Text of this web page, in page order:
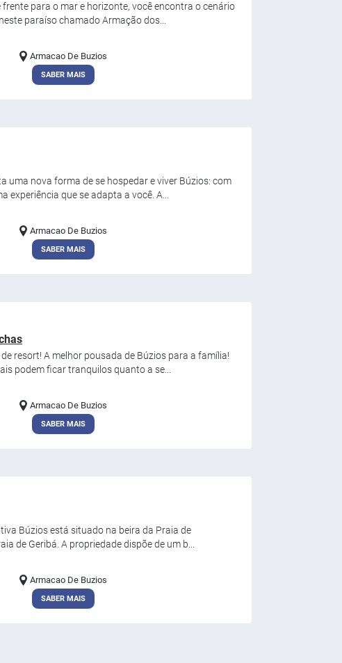
frente para o mar e horizonte, você encontra o cenário
paraíso chamado Armação dos...
Armacao De Buzios
SABER MAIS
uma nova forma de se hospedar e viver Búzios: com
experiência que se adapta a você. A...
Armacao De Buzios
SABER MAIS
resort! A melhor pousada de Búzios para a família!
podem ficar tranquilos quanto a se...
Armacao De Buzios
SABER MAIS
Búzios está situado na beira da Praia de
de Geribá. A propriedade dispõe de um b...
Armacao De Buzios
SABER MAIS